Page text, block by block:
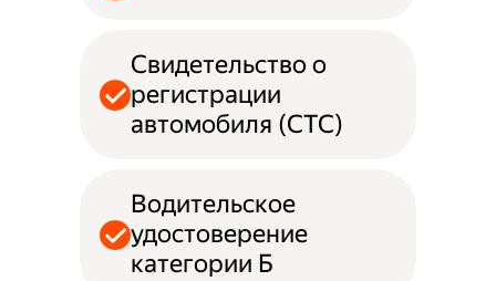
Свидетельство о
регистрации
автомобиля (СТС)
Водительское
удостоверение
категории Б